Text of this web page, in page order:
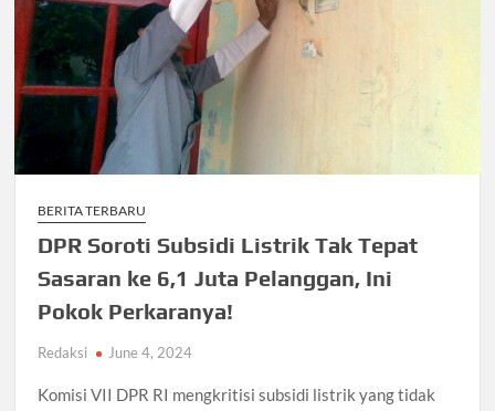
BERITA TERBARU
DPR Soroti Subsidi Listrik Tak Tepat
Sasaran ke 6,1 Juta Pelanggan, Ini
Pokok Perkaranya!
Redaksi June 4, 2024
Komisi VII DPR RI mengkritisi subsidi listrik yang tidak